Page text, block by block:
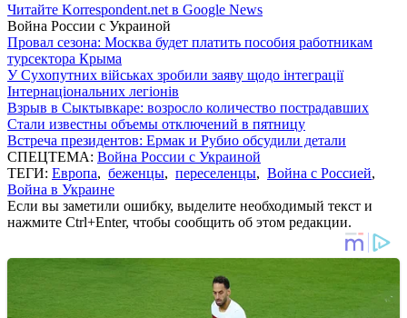
Читайте Korrespondent.net в Google News
Война России с Украиной
Провал сезона: Москва будет платить пособия работникам
турсектора Крыма
У Сухопутних військах зробили заяву щодо інтеграції
Інтернаціональних легіонів
Взрыв в Сыктывкаре: возросло количество пострадавших
Стали известны объемы отключений в пятницу
Встреча президентов: Ермак и Рубио обсудили детали
СПЕЦТЕМА: Война России с Украиной
ТЕГИ: Европа, беженцы, переселенцы, Война с Россией,
Война в Украине
Если вы заметили ошибку, выделите необходимый текст и
нажмите Ctrl+Enter, чтобы сообщить об этом редакции.